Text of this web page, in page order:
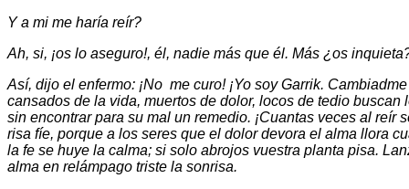
Y a mi me haría reír?
Ah, si, ¡os lo aseguro!, él, nadie más que él. Más ¿os
Así, dijo el enfermo: ¡No me curo! ¡Yo soy Garrik.
cansados de la vida, muertos de dolor, locos de tedio buscan
sin encontrar para su mal un remedio. ¡Cuantas veces al reír
risa fíe, porque a los seres que el dolor devora el alma llora
la fe se huye la calma; si solo abrojos vuestra planta pisa.
alma en relámpago triste la sonrisa.